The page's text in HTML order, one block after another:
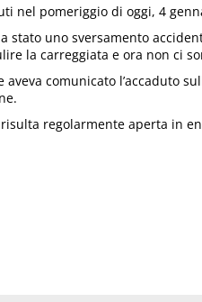
nel pomeriggio di oggi, 4
stato uno sversamento
la carreggiata e ora non ci
aveva comunicato l’accaduto
regolarmente aperta in